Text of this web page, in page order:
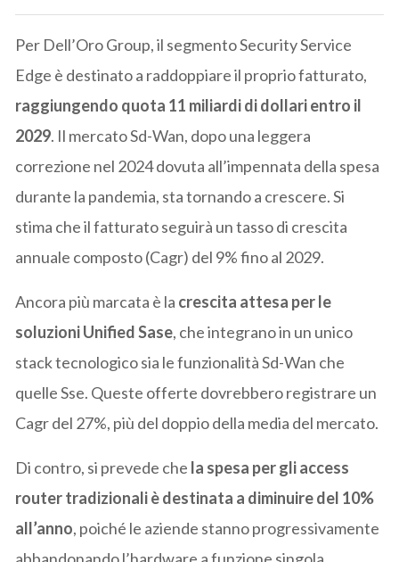
Per Dell’Oro Group, il segmento Security Service
Edge è destinato a raddoppiare il proprio fatturato,
raggiungendo quota 11 miliardi di dollari entro il
2029. Il mercato Sd-Wan, dopo una leggera
correzione nel 2024 dovuta all’impennata della spesa
durante la pandemia, sta tornando a crescere. Si
stima che il fatturato seguirà un tasso di crescita
annuale composto (Cagr) del 9% fino al 2029.
Ancora più marcata è la crescita attesa per le
soluzioni Unified Sase, che integrano in un unico
stack tecnologico sia le funzionalità Sd-Wan che
quelle Sse. Queste offerte dovrebbero registrare un
Cagr del 27%, più del doppio della media del mercato.
Di contro, si prevede che la spesa per gli access
router tradizionali è destinata a diminuire del 10%
all’anno, poiché le aziende stanno progressivamente
abbandonando l’hardware a funzione singola,